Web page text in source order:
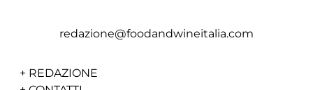
redazione@foodandwineitalia.com
+ REDAZIONE